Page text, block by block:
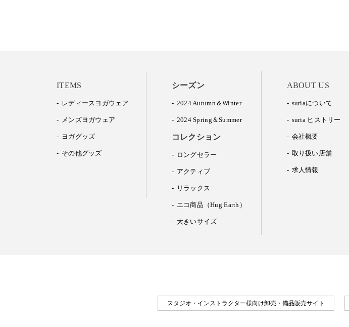
ITEMS
レディースヨガウェア
メンズヨガウェア
ヨガグッズ
その他グッズ
シーズン
2024 Autumn＆Winter
2024 Spring＆Summer
コレクション
ロングセラー
アクティブ
リラックス
エコ商品（Hug Earth）
大きいサイズ
ABOUT US
suriaについて
suria ヒストリー
会社概要
取り扱い店舗
求人情報
スタジオ・インストラクター様向け卸売・備品販売サイト